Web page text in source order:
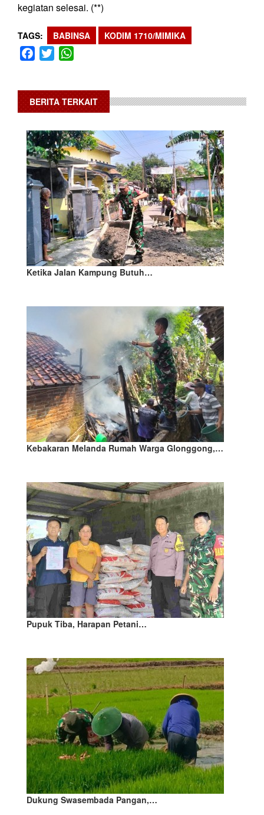
kegiatan selesai. (**)
TAGS BABINSA KODIM 1710/MIMIKA
Facebook
Twitter
BERITA TERKAIT
Ketika Jalan Kampung Butuh…
Kebakaran Melanda Rumah Warga Glonggong,…
Pupuk Tiba, Harapan Petani…
Dukung Swasembada Pangan,…